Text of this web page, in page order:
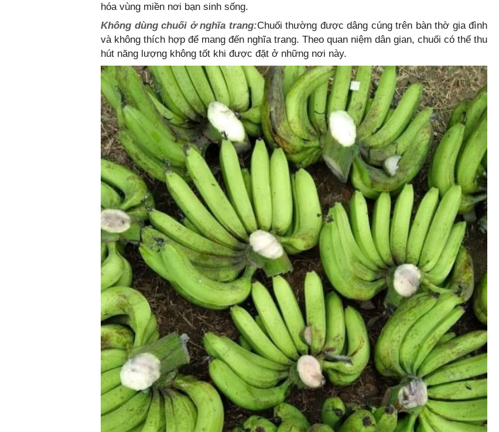
hóa vùng miền nơi bạn sinh sống.
Không dùng chuối ở nghĩa trang:Chuối thường được dâng cúng trên bàn thờ gia đình
và không thích hợp để mang đến nghĩa trang. Theo quan niệm dân gian, chuối có thể thu
hút năng lượng không tốt khi được đặt ở những nơi này.